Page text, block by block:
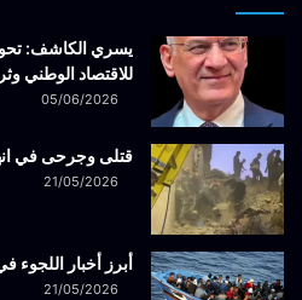
يسري الكاشف:
للاقتصاد الوطني
05/06/2026
قتلى وجرحى في
21/05/2026
أبرز أخبار اللجوء
21/05/2026